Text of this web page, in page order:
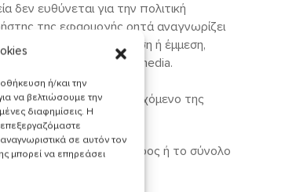
ή/και την
να βελτιώσουμε την
διαφημίσεις. Η
επεξεργαζόμαστε
σε αυτόν τον
μπορεί να επηρεάσει
δεν ευθύνεται για την πολιτική
της εφαρμογής ρητά αναγνωρίζει
οποιαδήποτε ζημία, άμεση ή έμμεση,
ιστοσελίδων ή social media.
ή ολόκληρο το περιεχόμενο της
προσωρινά ή μόνιμα μέρος ή το σύνολο